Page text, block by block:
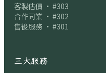
客製估價 · #303
合作同業 · #302
售後服務 · #301
三大服務